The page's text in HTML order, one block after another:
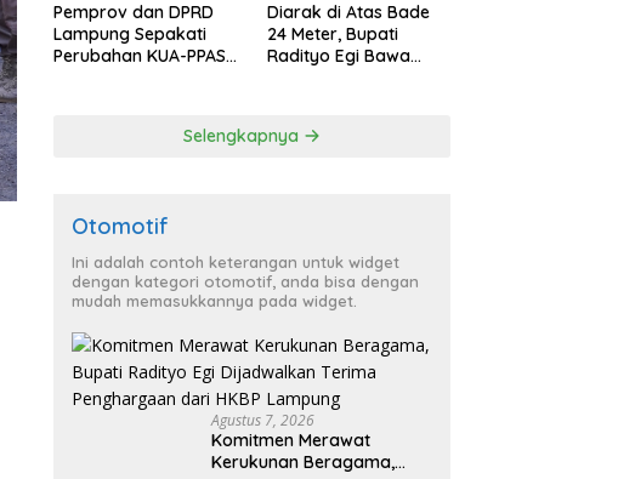
Pemprov dan DPRD
Lampung Sepakati
Perubahan KUA-PPAS
Diarak di Atas Bade
24 Meter, Bupati
Radityo Egi Bawa
pada 2027
Selengkapnya
Otomotif
Ini adalah contoh keterangan untuk widget
dengan kategori otomotif, anda bisa dengan
mudah memasukkannya pada widget.
Agustus 7, 2026
Komitmen Merawat
Kerukunan Beragama,